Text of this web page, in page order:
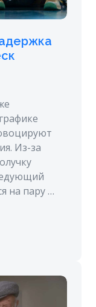
Из-за
на пару …